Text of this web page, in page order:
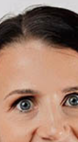
الاردنية القابضة ودارات